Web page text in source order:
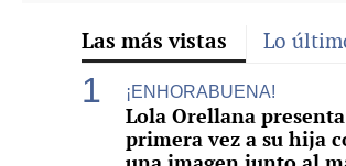
Las más vistas Lo
¡ENHORABUENA!
Lola Orellana
primera vez a su hija